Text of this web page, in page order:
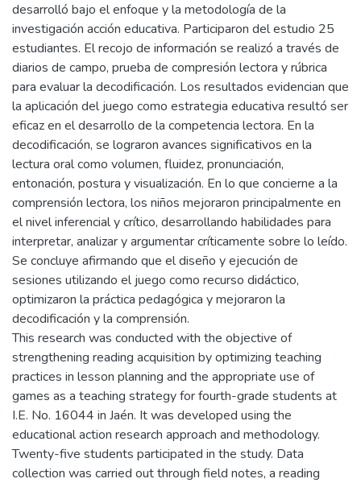
desarrolló bajo el enfoque y la metodología de la
investigación acción educativa. Participaron del estudio 25
estudiantes. El recojo de información se realizó a través de
diarios de campo, prueba de compresión lectora y rúbrica
para evaluar la decodificación. Los resultados evidencian que
la aplicación del juego como estrategia educativa resultó ser
eficaz en el desarrollo de la competencia lectora. En la
decodificación, se lograron avances significativos en la
lectura oral como volumen, fluidez, pronunciación,
entonación, postura y visualización. En lo que concierne a la
comprensión lectora, los niños mejoraron principalmente en
el nivel inferencial y crítico, desarrollando habilidades para
interpretar, analizar y argumentar críticamente sobre lo leído.
Se concluye afirmando que el diseño y ejecución de
sesiones utilizando el juego como recurso didáctico,
optimizaron la práctica pedagógica y mejoraron la
decodificación y la comprensión.
This research was conducted with the objective of
strengthening reading acquisition by optimizing teaching
practices in lesson planning and the appropriate use of
games as a teaching strategy for fourth-grade students at
I.E. No. 16044 in Jaén. It was developed using the
educational action research approach and methodology.
Twenty-five students participated in the study. Data
collection was carried out through field notes, a reading